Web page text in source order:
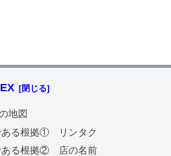
地図
ある根拠① リンタク
ある根拠② 店の名前